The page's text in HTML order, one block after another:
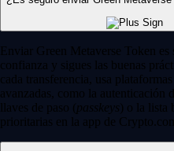
Enviar Green Metaverse Token
confianza y sigues las buenas
cada transferencia, usa
avanzadas, como la autenticación
llaves de paso (passkeys ) o la lista
prioritarias en la app de